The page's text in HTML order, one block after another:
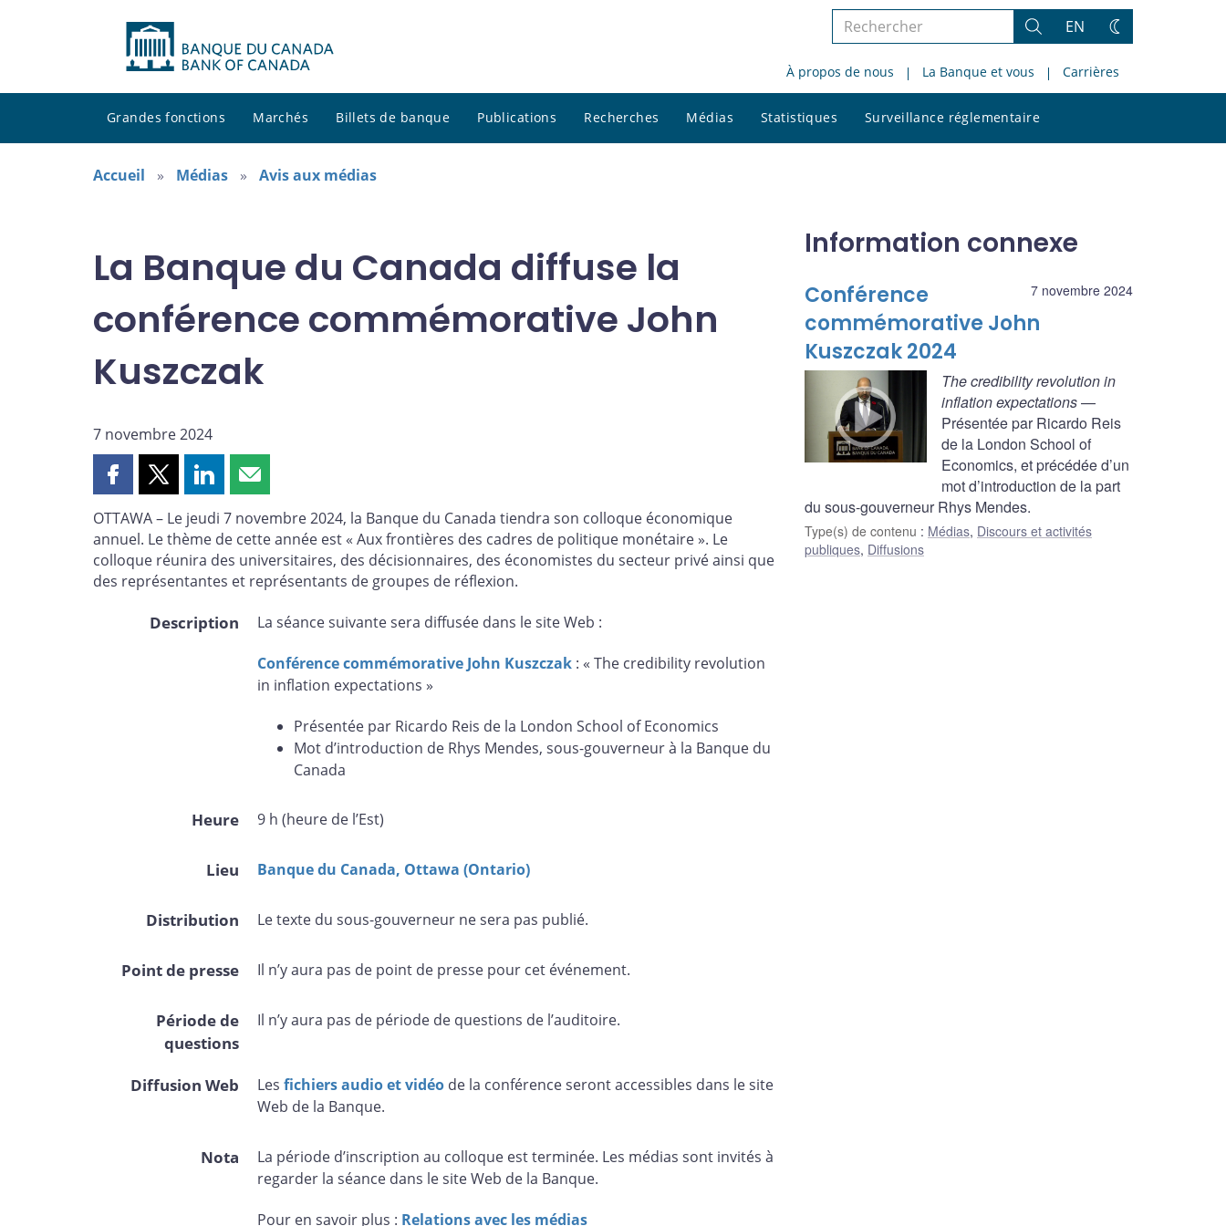
Rechercher
le
site
Rechercher
EN
Changez
thème
À propos de nous La Banque et vous Carrières
Grandes fonctions Marchés Billets de banque Publications Recherches Médias Statistiques Surveillance réglementaire
le
Accueil Médias Avis aux médias
La Banque du Canada diffuse la
conférence commémorative John
Kuszczak
7 novembre 2024
Partager
page
sur
Facebook
Partager
page
sur
X
Partager
page
sur
LinkedIn
Partager
page
par
courriel
OTTAWA – Le jeudi 7 novembre 2024, la Banque du Canada tiendra son colloque économique
annuel. Le thème de cette année est « Aux frontières des cadres de politique monétaire ». Le
colloque réunira des universitaires, des décisionnaires, des économistes du secteur privé ainsi que
des représentantes et représentants de groupes de réflexion.
Description La séance suivante sera diffusée dans le site Web :
Conférence commémorative John Kuszczak : « The credibility revolution
in inflation expectations »
Présentée par Ricardo Reis de la London School of Economics
Mot d’introduction de Rhys Mendes, sous-gouverneur à la Banque du
Canada
Heure 9 h (heure de l’Est)
Lieu Banque du Canada, Ottawa (Ontario)
Distribution Le texte du sous-gouverneur ne sera pas publié.
Point de presse Il n’y aura pas de point de presse pour cet événement.
Période de
questions
Il n’y aura pas de période de questions de l’auditoire.
Diffusion Web Les fichiers audio et vidéo de la conférence seront accessibles dans le site
Web de la Banque.
Nota
La période d’inscription au colloque est terminée. Les médias sont invités à
regarder la séance dans le site Web de la Banque.
Pour en savoir plus : Relations avec les médias
Information connexe
7 novembre 2024
Conférence
commémorative John
Kuszczak 2024
The credibility revolution in
inflation expectations—
Présentée par Ricardo Reis
de la London School of
Economics, et précédée d’un
mot d’introduction de la part
du sous-gouverneur Rhys Mendes.
Type(s) de contenu : Médias, Discours et activités
publiques, Diffusions